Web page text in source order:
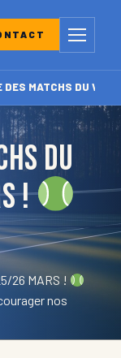
Menu
DES MATCHS DU
DU
!
26 MARS !
nos